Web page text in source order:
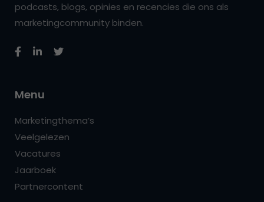
podcasts, blogs, opinies en recencies die ons als
marketingcommunity binden.
Menu
Marketingthema’s
Veelgelezen
Vacatures
Jaarboek
Partnercontent